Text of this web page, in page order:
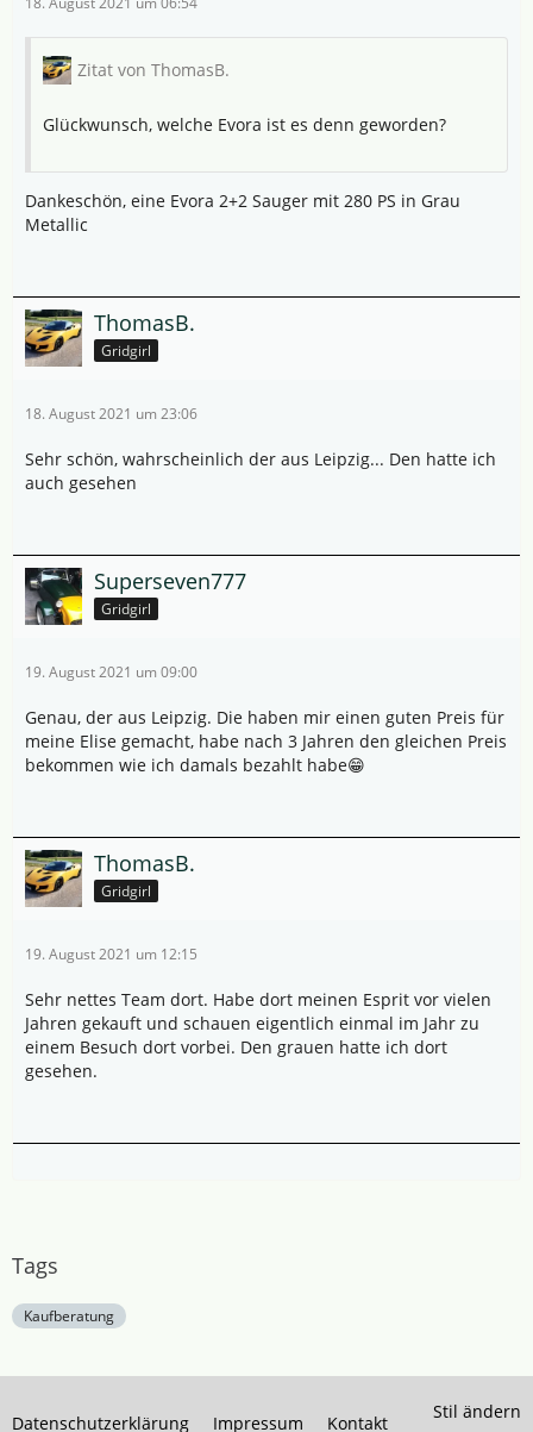
Zitat von ThomasB.
Glückwunsch, welche Evora ist es denn geworden?
Dankeschön, eine Evora 2+2 Sauger mit 280 PS in Grau
Metallic
ThomasB.
Gridgirl
18. August 2021 um 23:06
Sehr schön, wahrscheinlich der aus Leipzig... Den hatte ich
auch gesehen
Superseven777
Gridgirl
19. August 2021 um 09:00
Genau, der aus Leipzig. Die haben mir einen guten Preis für
meine Elise gemacht, habe nach 3 Jahren den gleichen Preis
bekommen wie ich damals bezahlt habe😁
ThomasB.
Gridgirl
19. August 2021 um 12:15
Sehr nettes Team dort. Habe dort meinen Esprit vor vielen
Jahren gekauft und schauen eigentlich einmal im Jahr zu
einem Besuch dort vorbei. Den grauen hatte ich dort
gesehen.
Tags
Kaufberatung
Stil ändern
Datenschutzerklärung Impressum Kontakt